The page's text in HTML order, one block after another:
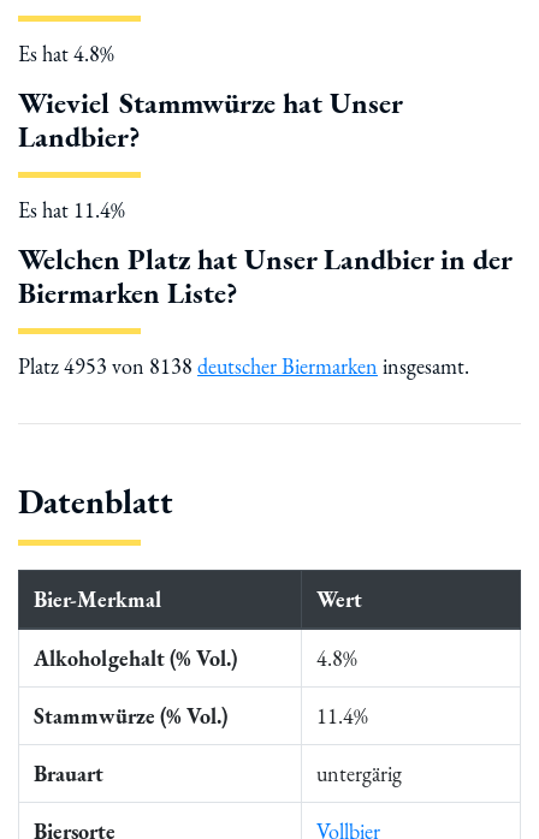
Es hat 4.8%
Wieviel Stammwürze hat Unser
Landbier?
Es hat 11.4%
Welchen Platz hat Unser Landbier in der
Biermarken Liste?
Platz 4953 von 8138 deutscher Biermarken insgesamt.
Datenblatt
Bier-Merkmal Wert
Alkoholgehalt (% Vol.) 4.8%
Stammwürze (% Vol.) 11.4%
Brauart untergärig
Biersorte Vollbier